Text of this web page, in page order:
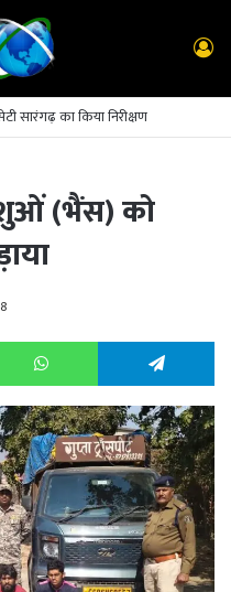
सारंगढ़ का किया निरीक्षण
(भैंस) को
8
WhatsApp